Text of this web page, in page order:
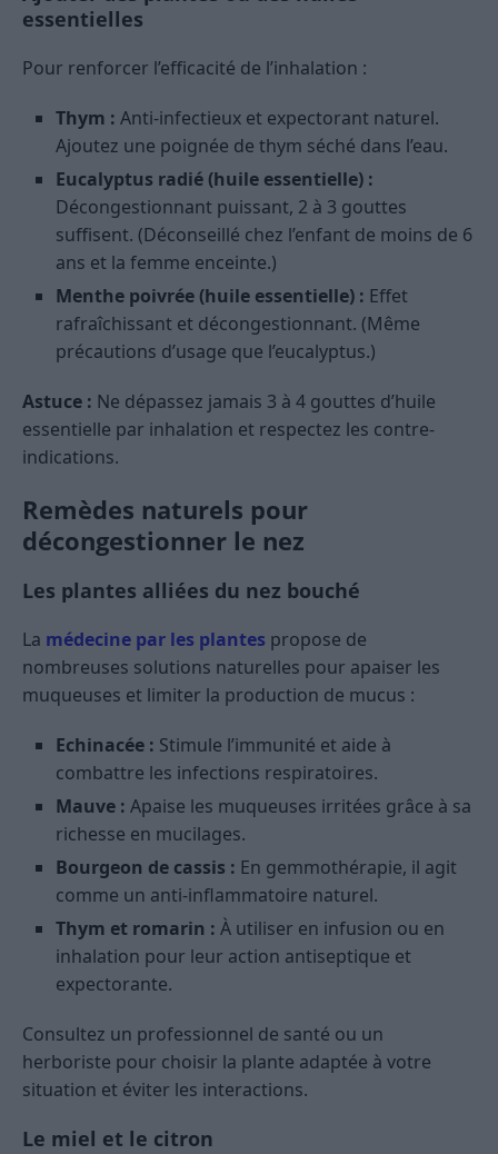
essentielles
Pour renforcer l’efficacité de l’inhalation :
Thym : Anti-infectieux et expectorant naturel.
Ajoutez une poignée de thym séché dans l’eau.
Eucalyptus radié (huile essentielle) :
Décongestionnant puissant, 2 à 3 gouttes
suffisent. (Déconseillé chez l’enfant de moins de 6
ans et la femme enceinte.)
Menthe poivrée (huile essentielle) : Effet
rafraîchissant et décongestionnant. (Même
précautions d’usage que l’eucalyptus.)
Astuce : Ne dépassez jamais 3 à 4 gouttes d’huile
essentielle par inhalation et respectez les contre-
indications.
Remèdes naturels pour
décongestionner le nez
Les plantes alliées du nez bouché
La médecine par les plantes propose de
nombreuses solutions naturelles pour apaiser les
muqueuses et limiter la production de mucus :
Echinacée : Stimule l’immunité et aide à
combattre les infections respiratoires.
Mauve : Apaise les muqueuses irritées grâce à sa
richesse en mucilages.
Bourgeon de cassis : En gemmothérapie, il agit
comme un anti-inflammatoire naturel.
Thym et romarin : À utiliser en infusion ou en
inhalation pour leur action antiseptique et
expectorante.
Consultez un professionnel de santé ou un
herboriste pour choisir la plante adaptée à votre
situation et éviter les interactions.
Le miel et le citron